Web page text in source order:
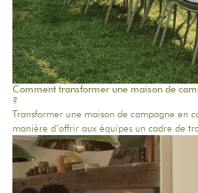
Comment transformer une maison de
?
Transformer une maison de campagne en
manière d’offrir aux équipes un cadre de
humain. Loin du bureau classique, ce
un lieu chaleureux, propice à la
journée d’équipe, un séminaire
jours, chaque détail compte.